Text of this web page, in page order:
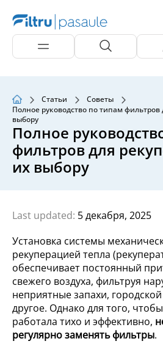
Статьи
Советы
Полное руководство по типам фильтров
выбору
Полное
фильтров для
их выбору
Last updated: 5 декабря, 2025
Установка системы
рекуперацией тепла
обеспечивает постоянный
свежего воздуха, фильтруя
неприятные запахи,
другое. Однако для того,
работала тихо и эффективно,
регулярно заменять фильтры.